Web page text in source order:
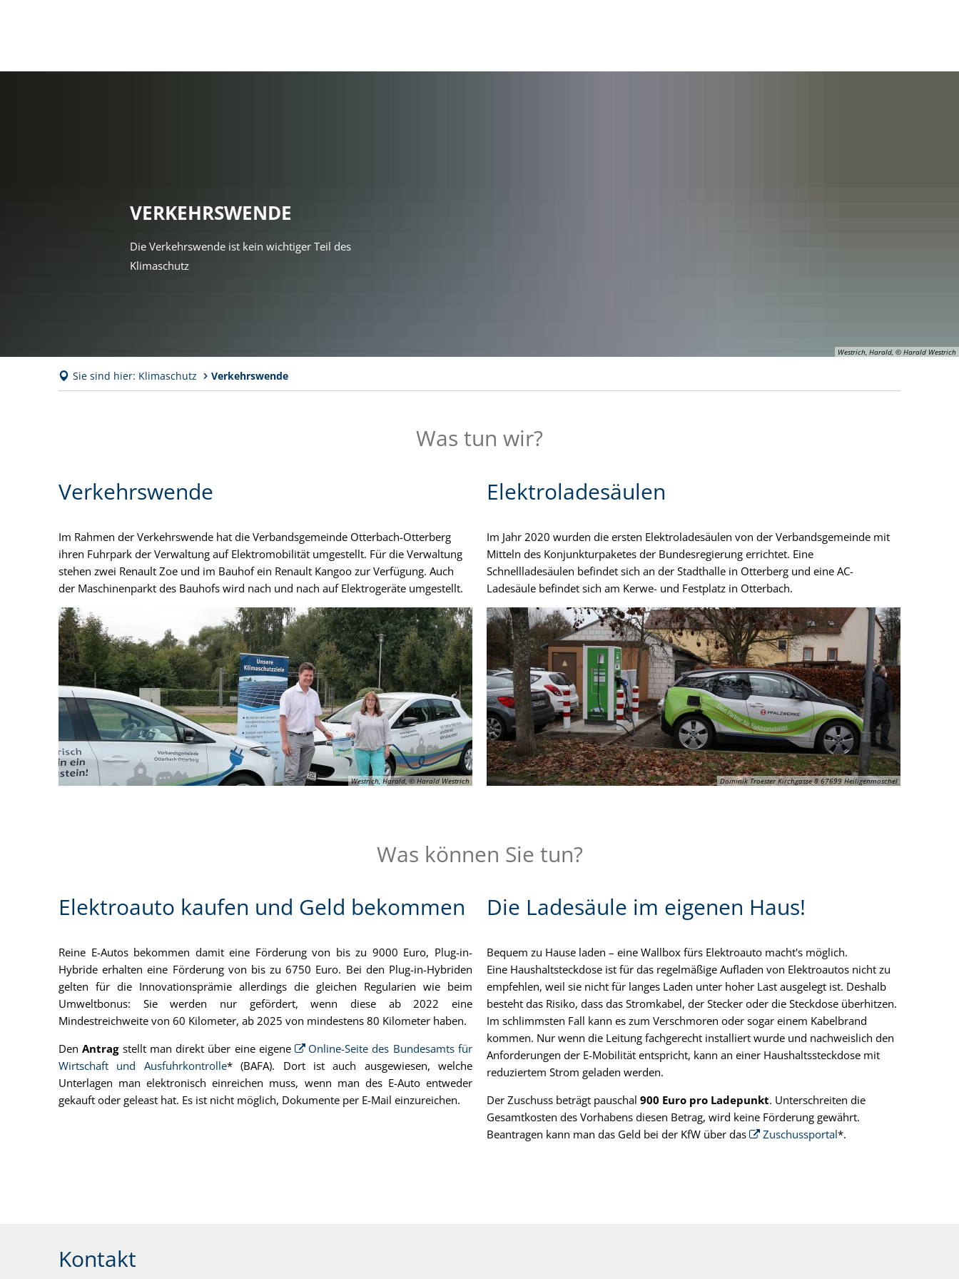
Westrich, Harald, © Harald Westrich
VERKEHRSWENDE
Die Verkehrswende ist kein wichtiger Teil des
Klimaschutz
Sie sind hier: Klimaschutz Verkehrswende
Was tun wir?
Verkehrswende
Im Rahmen der Verkehrswende hat die Verbandsgemeinde Otterbach-Otterberg
ihren Fuhrpark der Verwaltung auf Elektromobilität umgestellt. Für die Verwaltung
stehen zwei Renault Zoe und im Bauhof ein Renault Kangoo zur Verfügung. Auch
der Maschinenparkt des Bauhofs wird nach und nach auf Elektrogeräte umgestellt.
Westrich, Harald, © Harald Westrich
Elektroladesäulen
Im Jahr 2020 wurden die ersten Elektroladesäulen von der Verbandsgemeinde mit
Mitteln des Konjunkturpaketes der Bundesregierung errichtet. Eine
Schnellladesäulen befindet sich an der Stadthalle in Otterberg und eine AC-
Ladesäule befindet sich am Kerwe- und Festplatz in Otterbach.
Dominik Troester Kirchgasse 8 67699 Heiligenmoschel
Was können Sie tun?
Elektroauto kaufen und Geld bekommen
Reine E-Autos bekommen damit eine Förderung von bis zu 9000 Euro, Plug-in-
Hybride erhalten eine Förderung von bis zu 6750 Euro. Bei den Plug-in-Hybriden
gelten für die Innovationsprämie allerdings die gleichen Regularien wie beim
Umweltbonus: Sie werden nur gefördert, wenn diese ab 2022 eine
Mindestreichweite von 60 Kilometer, ab 2025 von mindestens 80 Kilometer haben.
DenAntrag stellt man direkt über eine eigene
Online-Seite des Bundesamts für
Wirtschaft und Ausfuhrkontrolle* (BAFA). Dort ist auch ausgewiesen, welche
Unterlagen man elektronisch einreichen muss, wenn man des E-Auto entweder
gekauft oder geleast hat. Es ist nicht möglich, Dokumente per E-Mail einzureichen.
Die Ladesäule im eigenen Haus!
Bequem zu Hause laden – eine Wallbox fürs Elektroauto macht's möglich.
Eine Haushaltsteckdose ist für das regelmäßige Aufladen von Elektroautos nicht zu
empfehlen, weil sie nicht für langes Laden unter hoher Last ausgelegt ist. Deshalb
besteht das Risiko, dass das Stromkabel, der Stecker oder die Steckdose überhitzen.
Im schlimmsten Fall kann es zum Verschmoren oder sogar einem Kabelbrand
kommen. Nur wenn die Leitung fachgerecht installiert wurde und nachweislich den
Anforderungen der E-Mobilität entspricht, kann an einer Haushaltssteckdose mit
reduziertem Strom geladen werden.
Der Zuschuss beträgt pauschal 900 Euro pro Ladepunkt. Unterschreiten die
Gesamtkosten des Vorhabens diesen Betrag, wird keine Förderung gewährt.
Beantragen kann man das Geld bei der KfW über das
Zuschussportal*.
Kontakt